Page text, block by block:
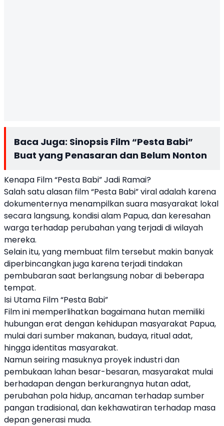
Baca Juga: Sinopsis Film “Pesta Babi”
Buat yang Penasaran dan Belum Nonton
Kenapa Film “Pesta Babi” Jadi Ramai?
Salah satu alasan film “Pesta Babi” viral adalah karena
dokumenternya menampilkan suara masyarakat lokal
secara langsung, kondisi alam Papua, dan keresahan
warga terhadap perubahan yang terjadi di wilayah
mereka.
Selain itu, yang membuat film tersebut makin banyak
diperbincangkan juga karena terjadi tindakan
pembubaran saat berlangsung nobar di beberapa
tempat.
Isi Utama Film “Pesta Babi”
Film ini memperlihatkan bagaimana hutan memiliki
hubungan erat dengan kehidupan masyarakat Papua,
mulai dari sumber makanan, budaya, ritual adat,
hingga identitas masyarakat.
Namun seiring masuknya proyek industri dan
pembukaan lahan besar-besaran, masyarakat mulai
berhadapan dengan berkurangnya hutan adat,
perubahan pola hidup, ancaman terhadap sumber
pangan tradisional, dan kekhawatiran terhadap masa
depan generasi muda.